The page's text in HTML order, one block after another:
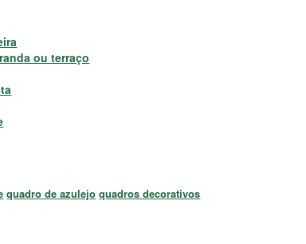
ou terraço
quadro de azulejo quadros decorativos